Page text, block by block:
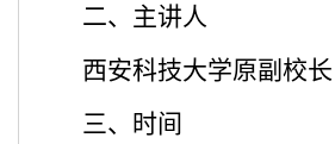
二、 主讲人
西安科技大学原副校长
三、
时间